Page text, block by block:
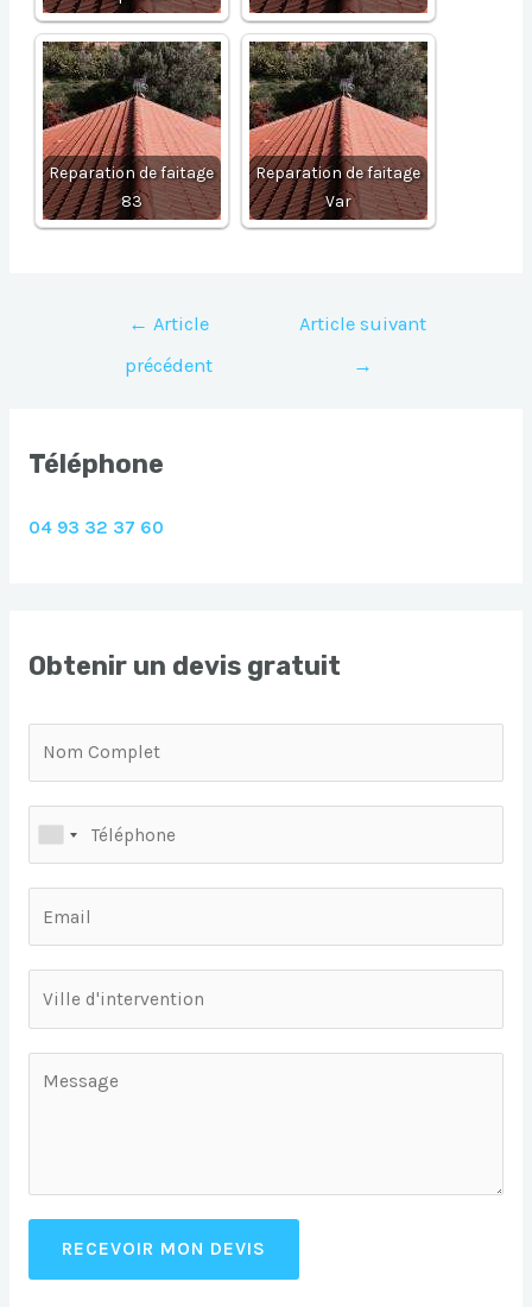
Reparation de faitage
83
Reparation de faitage
Var
Navigation
l’article
← Article
précédent
Article suivant
→
Téléphone
04 93 32 37 60
Obtenir un devis gratuit
RECEVOIR MON DEVIS